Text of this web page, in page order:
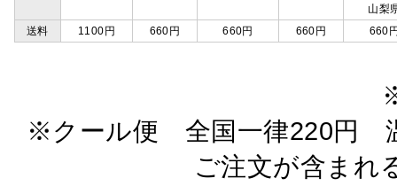
山梨
送料
1100円 660円 660円 660円 660
※クール便 全国一律220円
ご注文が含ま